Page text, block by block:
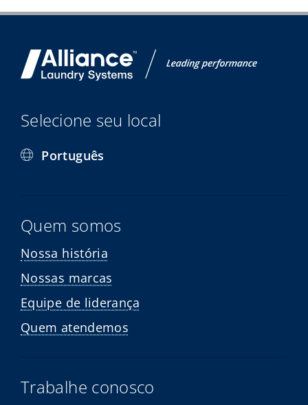
Selecione seu local
Português
Quem somos
Nossa história
Nossas marcas
Equipe de liderança
Quem atendemos
Trabalhe conosco